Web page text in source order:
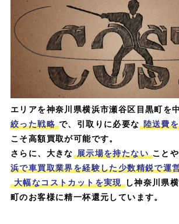
エリアを神奈川県横浜市瀬谷区目黒町を
絞った戦略 で、引取りに必要な 陸送費
こそ高額買取が可能です。
さらに、大きな 展示場を持たない ことや
浜で車買取業界を経験した少数精鋭で運
大幅なコストカットを実現 し神奈川県
町のお客様に精一杯還元しています。